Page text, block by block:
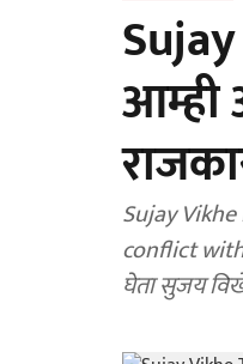
आम्ही
Sujay
conflict with
घेता सुजय